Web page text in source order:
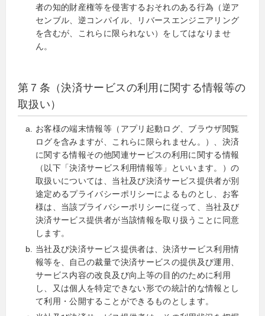
者の知的財産権等を侵害するおそれのある行為（逆ア
センブル、逆コンパイル、リバースエンジニアリング
を含むが、これらに限られない）をしてはなりませ
ん。
第７条（決済サービスの利用に関する情報等の
取扱い）
お客様の端末情報等（アプリ起動ログ、ブラウザ閲覧
ログを含みますが、これらに限られません。）、決済
に関する情報その他関連サービスの利用に関する情報
（以下「決済サービス利用情報等」といいます。）の
取扱いについては、当社及び決済サービス提供者が別
途定めるプライバシーポリシーによるものとし、お客
様は、当該プライバシーポリシーに従って、当社及び
決済サービス提供者が当該情報を取り扱うことに同意
します。
当社及び決済サービス提供者は、決済サービス利用情
報等を、自己の裁量で決済サービスの提供及び運用、
サービス内容の改良及び向上等の目的のために利用
し、又は個人を特定できない形での統計的な情報とし
て利用・公開することができるものとします。